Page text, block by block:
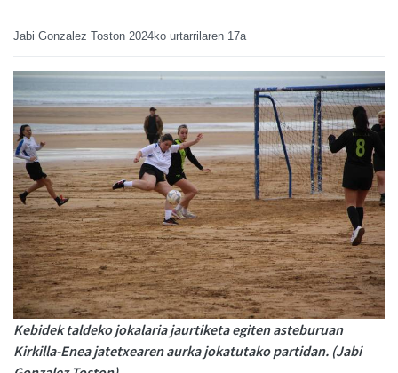
Jabi Gonzalez Toston 2024ko urtarrilaren 17a
Kebidek taldeko jokalaria jaurtiketa egiten asteburuan
Kirkilla-Enea jatetxearen aurka jokatutako partidan. (Jabi